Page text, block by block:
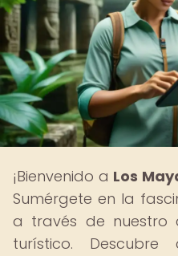
¡Bienvenido a Los
Sumérgete en la
a través de nuestro
turístico.